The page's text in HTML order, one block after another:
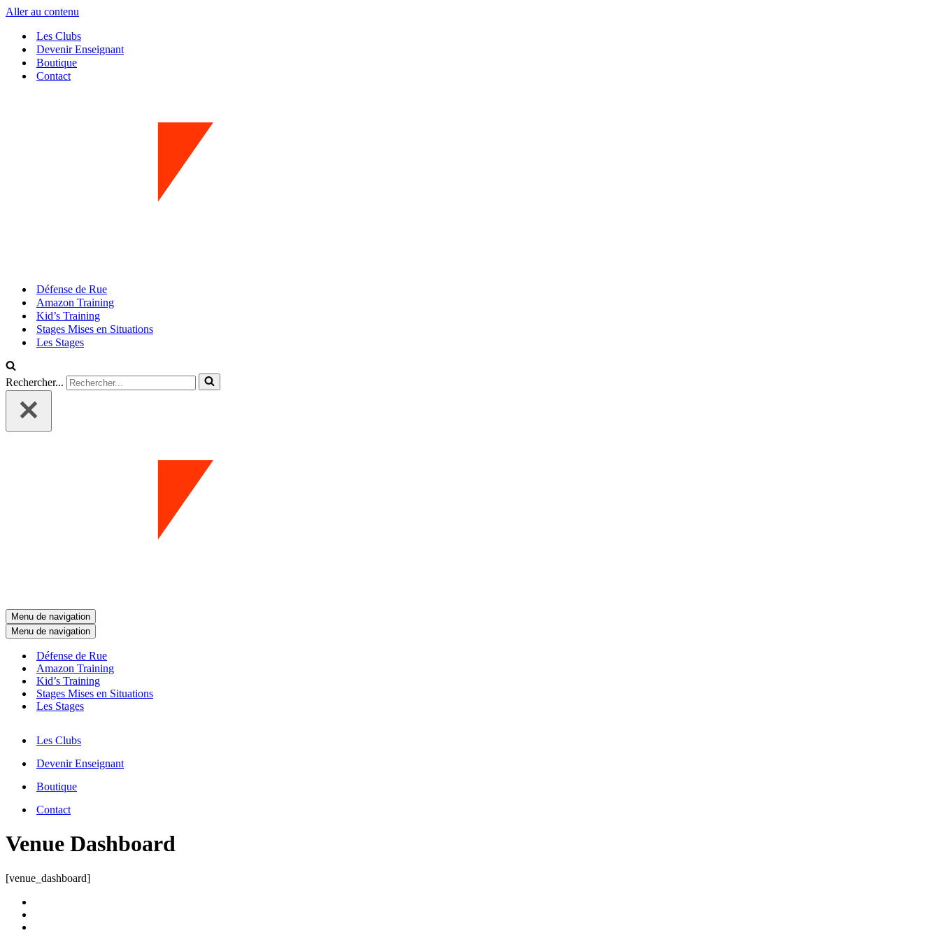
Aller au contenu
Les Clubs
Devenir Enseignant
Boutique
Contact
Défense de Rue
Amazon Training
Kid’s Training
Stages Mises en Situations
Les Stages
Rechercher...
Menu de navigation
Menu de navigation
Défense de Rue
Amazon Training
Kid’s Training
Stages Mises en Situations
Les Stages
Les Clubs
Devenir Enseignant
Boutique
Contact
Venue Dashboard
[venue_dashboard]